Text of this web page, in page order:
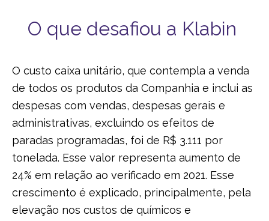
O que desafiou a Klabin
O custo caixa unitário, que contempla a venda
de todos os produtos da Companhia e inclui as
despesas com vendas, despesas gerais e
administrativas, excluindo os efeitos de
paradas programadas, foi de R$ 3.111 por
tonelada. Esse valor representa aumento de
24% em relação ao verificado em 2021. Esse
crescimento é explicado, principalmente, pela
elevação nos custos de químicos e